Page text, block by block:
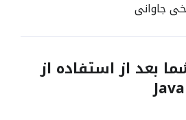
جاوانی
بعد از استفاده از